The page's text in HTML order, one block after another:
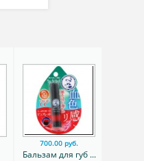
700.00 руб.
Бальзам для губ ...